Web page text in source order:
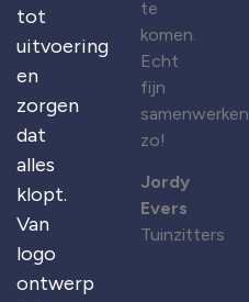
tot
uitvoering
en
zorgen
dat
alles
klopt.
Van
logo
ontwerp
te
komen.
Echt
fijn
samenwerken
zo!
Jordy
Evers
Tuinzitters